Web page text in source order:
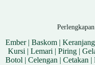
Ember|Baskom |Keranjang
Kursi |Lemari |Piring |
Botol |Celengan |Cetakan |